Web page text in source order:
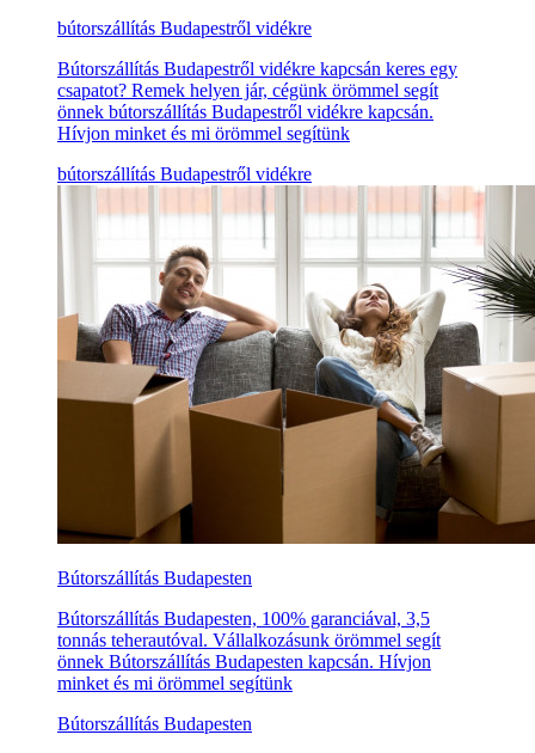
bútorszállítás Budapestről vidékre
Bútorszállítás Budapestről vidékre kapcsán keres egy
csapatot? Remek helyen jár, cégünk örömmel segít
önnek bútorszállítás Budapestről vidékre kapcsán.
Hívjon minket és mi örömmel segítünk
bútorszállítás Budapestről vidékre
Bútorszállítás Budapesten
Bútorszállítás Budapesten, 100% garanciával, 3,5
tonnás teherautóval. Vállalkozásunk örömmel segít
önnek Bútorszállítás Budapesten kapcsán. Hívjon
minket és mi örömmel segítünk
Bútorszállítás Budapesten